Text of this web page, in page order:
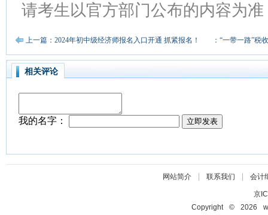
请考生以官方部门公布的内容为准
上一篇：2024年初中级经济师报名入口开通 抓紧报名！下一篇：“一带一路”税
相关评论
网站简介| 联系我们 会计
京
Copyright © 2026